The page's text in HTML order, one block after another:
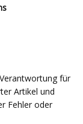
für
Artikel und
Fehler oder